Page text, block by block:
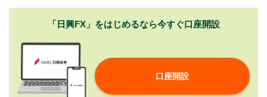
「日興FX」をはじめるなら今すぐ口座開設
口座開設